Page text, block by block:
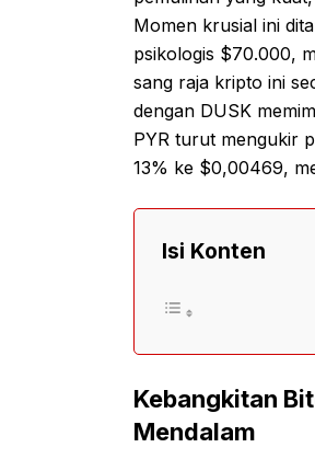
Momen krusial ini
psikologis $70.000,
sang raja kripto ini
dengan DUSK
PYR turut mengukir
13% ke $0,00469,
Isi Konten
Kebangkitan
Mendalam